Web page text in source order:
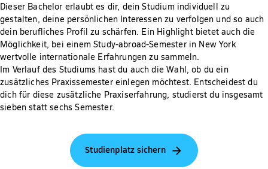
Dieser Bachelor erlaubt es dir, dein Studium individuell zu
gestalten, deine persönlichen Interessen zu verfolgen und so auch
dein berufliches Profil zu schärfen. Ein Highlight bietet auch die
Möglichkeit, bei einem Study-abroad-Semester in New York
wertvolle internationale Erfahrungen zu sammeln.
Im Verlauf des Studiums hast du auch die Wahl, ob du ein
zusätzliches Praxissemester einlegen möchtest. Entscheidest du
dich für diese zusätzliche Praxiserfahrung, studierst du insgesamt
sieben statt sechs Semester.
Studienplatz sichern